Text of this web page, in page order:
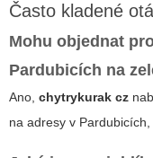
Často kladené
Mohu objednat
Pardubicích na
Ano, chytrykurak cz
na adresy v